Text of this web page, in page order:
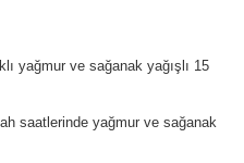
yağmur ve sağanak yağışlı 15
saatlerinde yağmur ve sağanak